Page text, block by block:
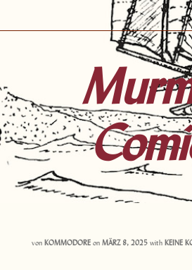
von KOMMODORE on MÄRZ 8, 2025 with KEINE